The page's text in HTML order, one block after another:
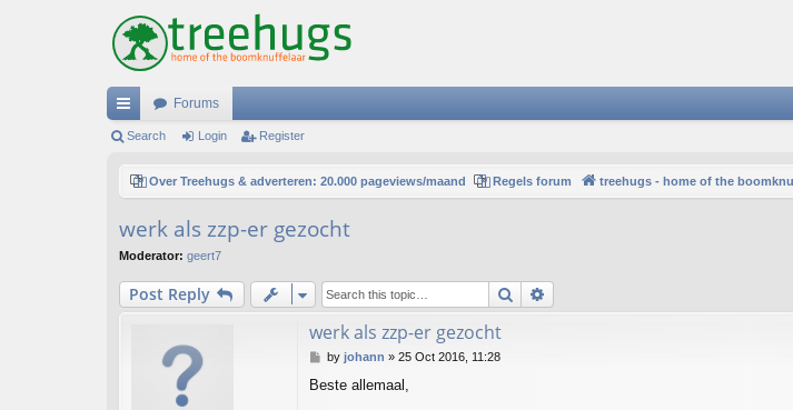
ui
ks
Forums
Search Login Register
Over Treehugs & adverteren: 20.000 pageviews/maand Regels forum treehugs - home of the
werk als zzp-er gezocht
Moderator: geert7
Post Reply Search
werk als zzp-er gezocht
P
s
by johann » 25 Oct 2016, 11:28
Beste allemaal,